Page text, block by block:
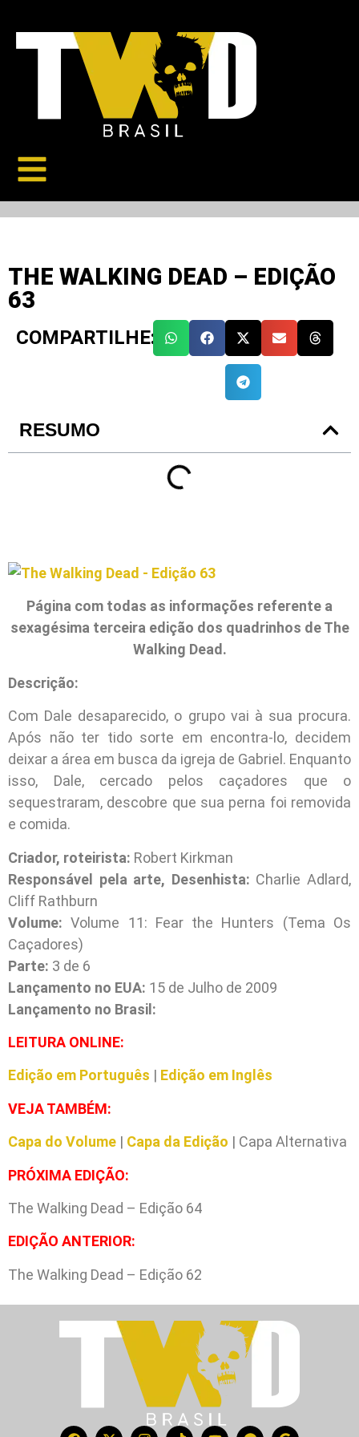
THE WALKING DEAD – EDIÇÃO
63
COMPARTILHE:
RESUMO
Página com todas as informações referente a
sexagésima terceira edição dos quadrinhos de The
Walking Dead.
Descrição:
Com Dale desaparecido, o grupo vai à sua procura.
Após não ter tido sorte em encontra-lo, decidem
deixar a área em busca da igreja de Gabriel. Enquanto
isso, Dale, cercado pelos caçadores que o
sequestraram, descobre que sua perna foi removida
e comida.
Criador, roteirista: Robert Kirkman
Responsável pela arte, Desenhista: Charlie Adlard,
Cliff Rathburn
Volume: Volume 11: Fear the Hunters (Tema Os
Caçadores)
Parte: 3 de 6
Lançamento no EUA: 15 de Julho de 2009
Lançamento no Brasil:
LEITURA ONLINE:
Edição em Português | Edição em Inglês
VEJA TAMBÉM:
Capa do Volume | Capa da Edição | Capa Alternativa
PRÓXIMA EDIÇÃO:
The Walking Dead – Edição 64
EDIÇÃO ANTERIOR:
The Walking Dead – Edição 62